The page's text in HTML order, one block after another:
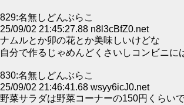
829:名無しどんぶらこ
25/09/02 21:45:27.88 n8l3cBfZ0.net
ナムルとか卯の花とか美味しいけどな
自分で作るじゃめんどくさいしコンビニに
830:名無しどんぶらこ
25/09/02 21:46:41.68 wsyy6icJ0.net
野菜サラダは野菜コーナーの150円くらい